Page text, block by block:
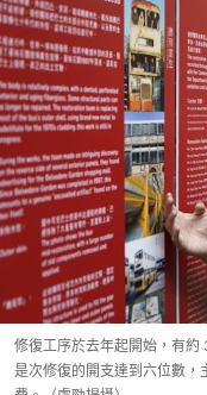
修復工序於去年起開始，有
是次修復的開支達到六位數，